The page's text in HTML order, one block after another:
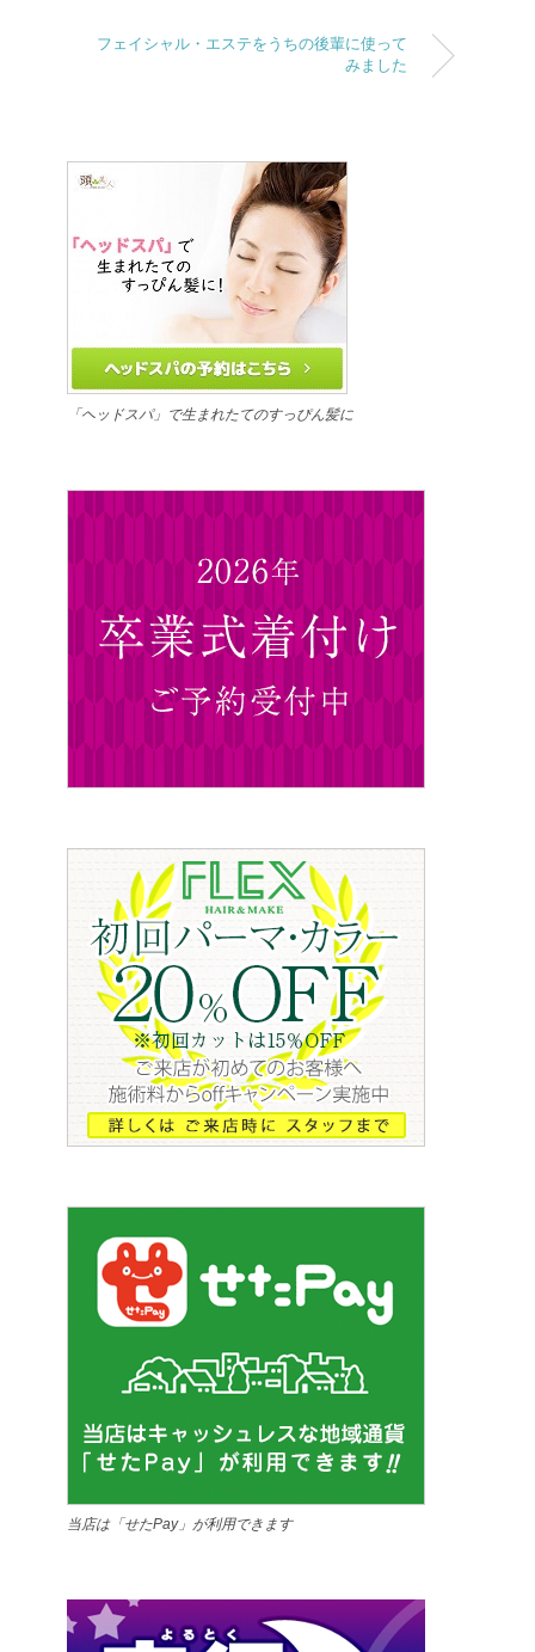
フェイシャル・エステをうちの後輩に使って
みました
「ヘッドスパ」で生まれたてのすっぴん髪に
当店は「せたPay」が利用できます